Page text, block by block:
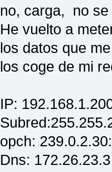
no, carga, no se
He vuelto a
los datos que
los coge de mi
IP:
opch:
Dns: 172.26.23.3